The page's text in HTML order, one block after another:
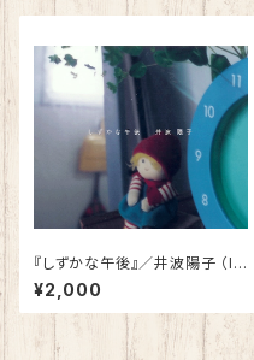
『しずかな午後』／井波陽子 （In
strumental）CD-R 【送料別】
¥2,000